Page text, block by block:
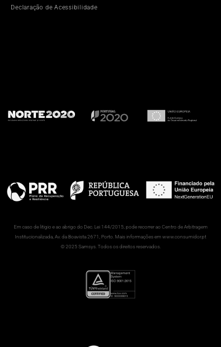
Declaração de Acessibilidade
Em caso de litigio e ao abrigo do Dec. Lei 144/2015, pode recorrer ao Centro de Arbitragem
Institucionalizada, Av. da Boavista 2671, Porto. Mais informações em www.consumidor.pt
© 2025 Samsys. Todos os direitos reservados.